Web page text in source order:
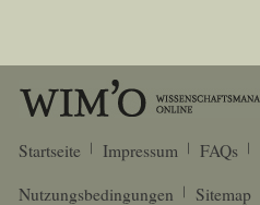
Startseite Impressum FAQs
Nutzungsbedingungen
Sitemap